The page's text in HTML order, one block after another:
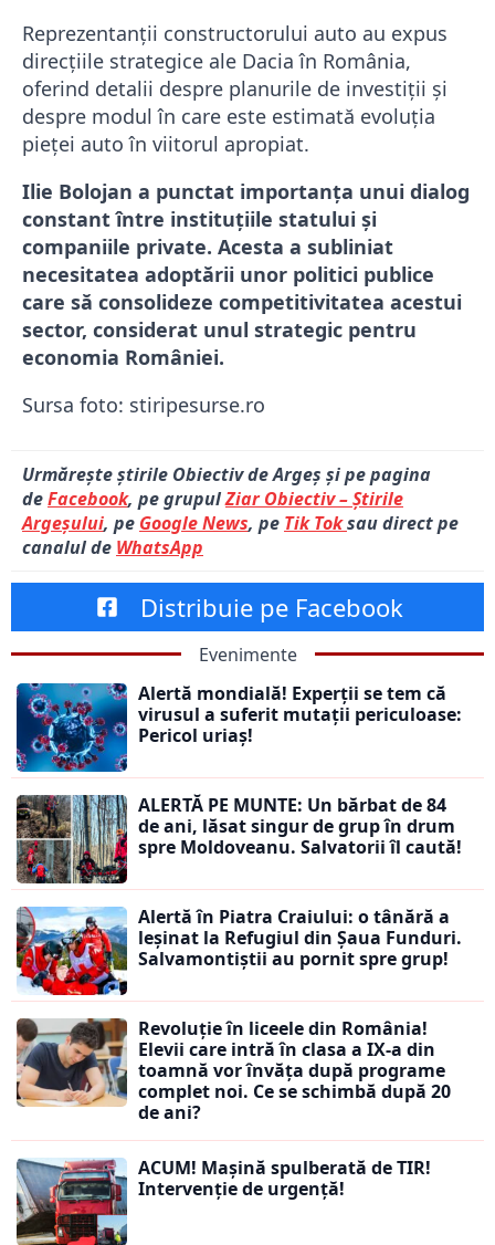
Reprezentanții constructorului auto au expus
direcțiile strategice ale Dacia în România,
oferind detalii despre planurile de investiții și
despre modul în care este estimată evoluția
pieței auto în viitorul apropiat.
Ilie Bolojan a punctat importanța unui dialog
constant între instituțiile statului și
companiile private. Acesta a subliniat
necesitatea adoptării unor politici publice
care să consolideze competitivitatea acestui
sector, considerat unul strategic pentru
economia României.
Sursa foto: stiripesurse.ro
Urmărește știrile Obiectiv de Argeș și pe pagina
deFacebook, pe grupulZiar Obiectiv – Știrile
Argeșului, pe Google News, pe Tik Toksau direct pe
canalul de WhatsApp
Distribuie pe Facebook
Evenimente
Alertă mondială! Experții se tem că
virusul a suferit mutații periculoase:
Pericol uriaș!
ALERTĂ PE MUNTE: Un bărbat de 84
de ani, lăsat singur de grup în drum
spre Moldoveanu. Salvatorii îl caută!
Alertă în Piatra Craiului: o tânără a
leșinat la Refugiul din Șaua Funduri.
Salvamontiștii au pornit spre grup!
Revoluție în liceele din România!
Elevii care intră în clasa a IX-a din
toamnă vor învăța după programe
complet noi. Ce se schimbă după 20
de ani?
ACUM! Mașină spulberată de TIR!
Intervenție de urgență!